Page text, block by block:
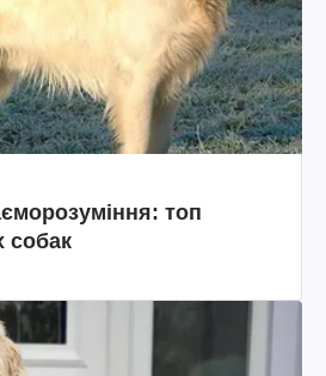
топ
собак